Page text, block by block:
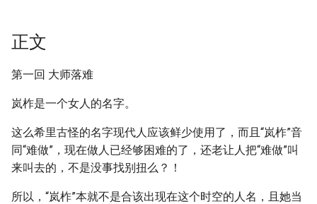
正文
第一回 大师落难
岚柞是一个女人的名字。
这么希里古怪的名字现代人应该鲜少使用了，而且“岚柞”音
同“难做”，现在做人已经够困难的了，还老让人把“难做”叫
来叫去的，不是没事找别扭么？！
所以，“岚柞”本就不是合该出现在这个时空的人名，且她当